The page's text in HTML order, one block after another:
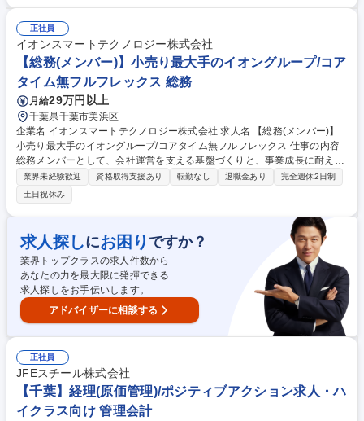
間程度の場合もあり) ■Excelやword等での資料作成 ■見積依頼・精査、ス
ケジュールの依頼・精査 ■各種進捗管理 ■海外現場構築後の各種サポート
作業 【商材】人気アニメのトレーディングカード等 【採用背景】海外で
のアニメ人気・需要が高まり、バンダイナムコGとして海外事業拡大と売
上比率向上を目指し採用を強化中です。 募集職種 【海外事業構築】キャ
ラクターグッズの海外製造企画/バンダイナムコグループ
正社員
イオンスマートテクノロジー株式会社
【総務(メンバー)】小売り最大手のイオングループ/コア
タイム無フルフレックス 総務
月給29万円以上
千葉県千葉市美浜区
企業名 イオンスマートテクノロジー株式会社 求人名 【総務(メンバー)】
小売り最大手のイオングループ/コアタイム無フルフレックス 仕事の内容
総務メンバーとして、会社運営を支える基盤づくりと、事業成長に耐えう
る総務体制づくりをお任せするポジションです。本社総務機能の中核を担
い、安定した運用と継続的な業務改善の両立を推進していただきます。
【仕事内容】■本社・拠点のオフィス関連業務 ■稟議・承認プロセスの策
定や、文書管理 ■会社行事や安全衛生、防災・庶務関連業務（衛生委員
会、避難訓練、防火管理者連携、福利厚生施策の実行支援） ■情報セキュ
リティ・個人情報の実務連携(管理部門・ISMS推進との協働)■予算・ベン
ダー・契約管理 ■総務部門の業務全般サポート 募集職種 【総務(メンバ
ー)】小売り最大手のイオングループ/コアタイム無フルフレックス
業界未経験歓迎 資格取得支援あり 転勤なし 退職金あり
完全週休2日制
土日祝休み
求人探しにお困り ですか？
業界トップクラスの求人件数から
あなたの力を最大限に発揮できる
求人探しをお手伝いします。
アドバイザーに相談する
正社員
JFEスチール株式会社
【千葉】経理(原価管理)/ポジティブアクション求人・ハ
イクラス向け 管理会計